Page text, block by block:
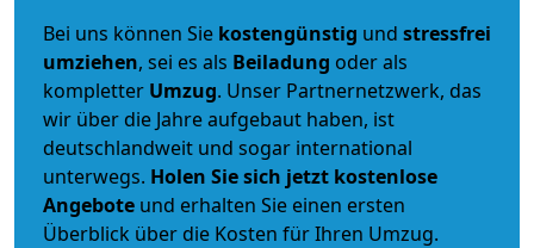
Bei uns können Sie kostengünstig und stressfrei
umziehen, sei es als Beiladung oder als
kompletter Umzug. Unser Partnernetzwerk, das
wir über die Jahre aufgebaut haben, ist
deutschlandweit und sogar international
unterwegs. Holen Sie sich jetzt kostenlose
Angebote und erhalten Sie einen ersten
Überblick über die Kosten für Ihren Umzug.